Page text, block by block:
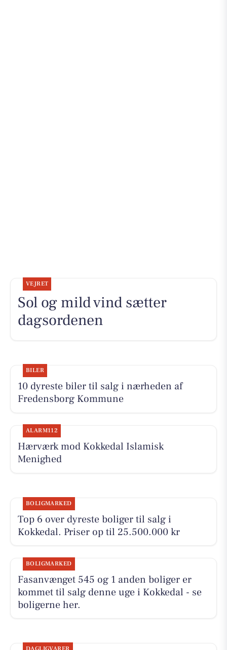
VEJRET
Sol og mild vind sætter
dagsordenen
BILER
10 dyreste biler til salg i nærheden af
Fredensborg Kommune
ALARM112
Hærværk mod Kokkedal Islamisk
Menighed
BOLIGMARKED
Top 6 over dyreste boliger til salg i
Kokkedal. Priser op til 25.500.000 kr
BOLIGMARKED
Fasanvænget 545 og 1 anden boliger er
kommet til salg denne uge i Kokkedal - se
boligerne her.